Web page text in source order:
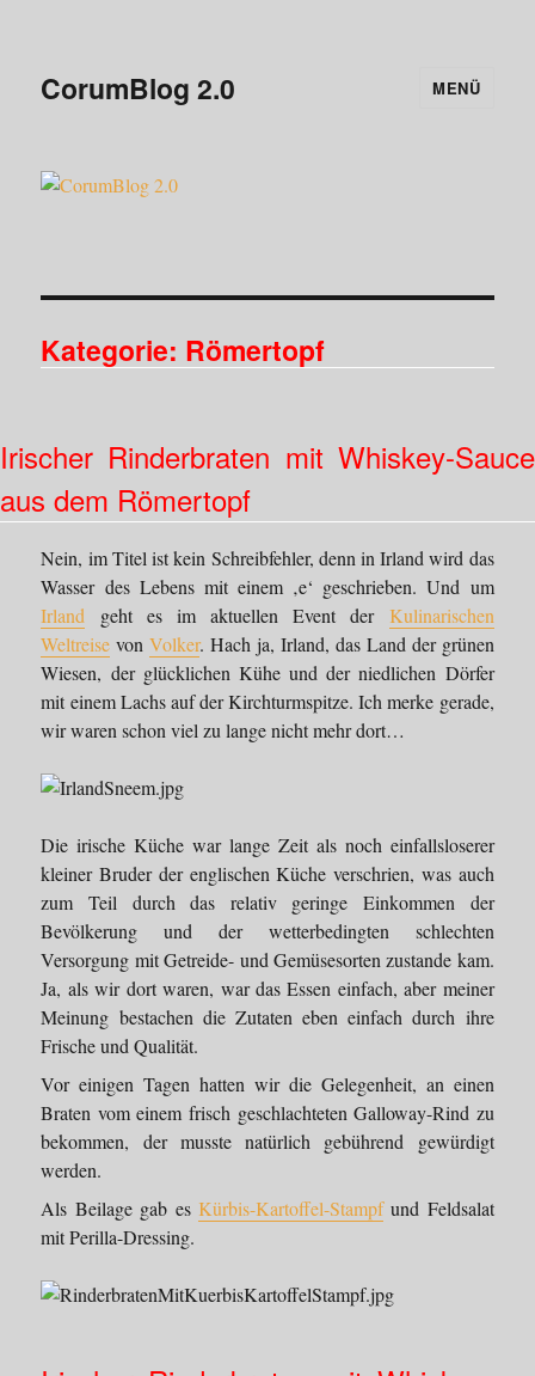
CorumBlog 2.0 MENÜ
Kategorie: Römertopf
Irischer Rinderbraten mit Whiskey-Sauce
aus dem Römertopf
Nein, im Titel ist kein Schreibfehler, denn in Irland wird das
Wasser des Lebens mit einem ‚e‘ geschrieben. Und um
Irland geht es im aktuellen Event der Kulinarischen
Weltreise vonVolker. Hach ja, Irland, das Land der grünen
Wiesen, der glücklichen Kühe und der niedlichen Dörfer
mit einem Lachs auf der Kirchturmspitze. Ich merke gerade,
wir waren schon viel zu lange nicht mehr dort…
Die irische Küche war lange Zeit als noch einfallsloserer
kleiner Bruder der englischen Küche verschrien, was auch
zum Teil durch das relativ geringe Einkommen der
Bevölkerung und der wetterbedingten schlechten
Versorgung mit Getreide- und Gemüsesorten zustande kam.
Ja, als wir dort waren, war das Essen einfach, aber meiner
Meinung bestachen die Zutaten eben einfach durch ihre
Frische und Qualität.
Vor einigen Tagen hatten wir die Gelegenheit, an einen
Braten vom einem frisch geschlachteten Galloway-Rind zu
bekommen, der musste natürlich gebührend gewürdigt
werden.
Als Beilage gab es Kürbis-Kartoffel-Stampfund Feldsalat
mit Perilla-Dressing.